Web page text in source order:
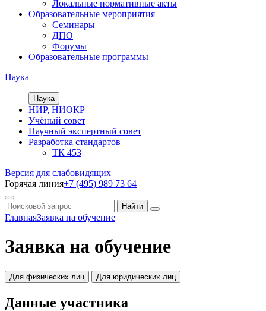
Локальные нормативные акты
Образовательные мероприятия
Семинары
ДПО
Форумы
Образовательные программы
Наука
Наука
НИР, НИОКР
Учёный совет
Научный экспертный совет
Разработка стандартов
ТК 453
Версия для слабовидящих
Горячая линия+7 (495) 989 73 64
ГлавнаяЗаявка на обучение
Заявка на обучение
Для физических лиц Для юридических лиц
Данные участника